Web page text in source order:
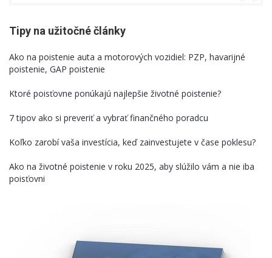
Tipy na užitočné články
Ako na poistenie auta a motorových vozidiel: PZP, havarijné
poistenie, GAP poistenie
Ktoré poisťovne ponúkajú najlepšie životné poistenie?
7 tipov ako si preveriť a vybrať finančného poradcu
Koľko zarobí vaša investícia, keď zainvestujete v čase poklesu?
Ako na životné poistenie v roku 2025, aby slúžilo vám a nie iba
poisťovni